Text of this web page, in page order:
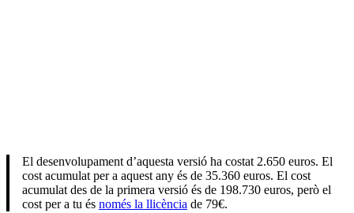
El desenvolupament d’aquesta versió ha costat 2.650 euros. El
cost acumulat per a aquest any és de 35.360 euros. El cost
acumulat des de la primera versió és de 198.730 euros, però el
cost per a tu és només la llicència de 79€.